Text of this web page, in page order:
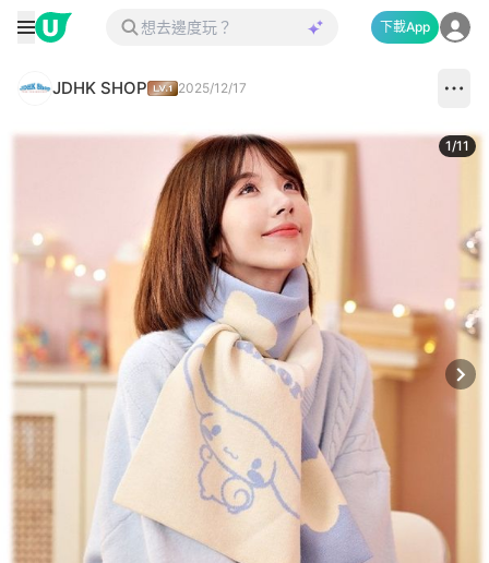
下載App
JDHK SHOP 2025/12/17
1/11